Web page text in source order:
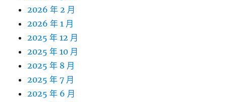
2026 年 2 月
2026 年 1 月
2025 年 12 月
2025 年 10 月
2025 年 8 月
2025 年 7 月
2025 年 6 月